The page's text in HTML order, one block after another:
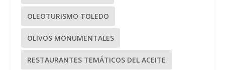
OLEOTURISMO TOLEDO
OLIVOS MONUMENTALES
RESTAURANTES TEMÁTICOS DEL ACEITE